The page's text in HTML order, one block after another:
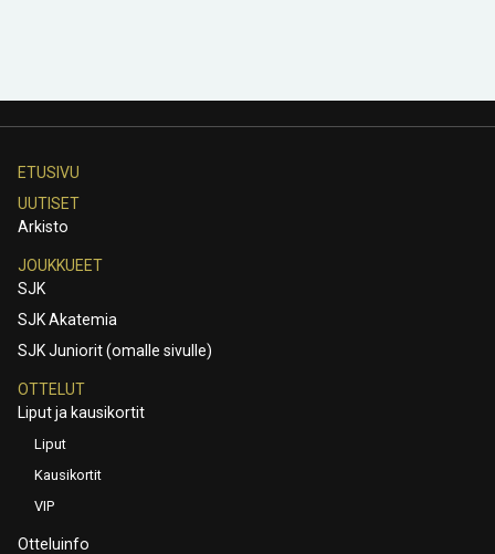
ETUSIVU
UUTISET
Arkisto
JOUKKUEET
SJK
SJK Akatemia
SJK Juniorit (omalle sivulle)
OTTELUT
Liput ja kausikortit
Liput
Kausikortit
VIP
Otteluinfo